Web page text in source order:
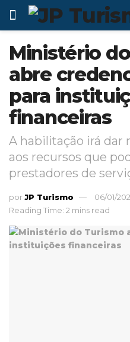
Ministério
abre
para
financeiras
A habilitação irá dar
aos recursos que
prestadores de
porJP Turismo
06/01/
Reading Time: 2 mins read